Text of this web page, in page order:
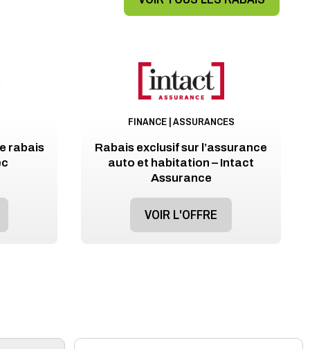
rabais
FINANCE | ASSURANCES
Rabais exclusif sur l’assurance
auto et habitation – Intact
Assurance
VOIR L'OFFRE